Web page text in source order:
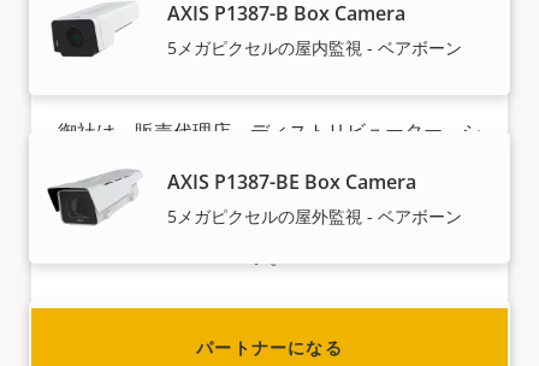
AXIS P1387-B Box Camera
5メガピクセルの屋内監視 - ベアボーン
AXIS P1387-BE Box Camera
5メガピクセルの屋外監視 - ベアボーン
AXIS P1387-LE Box Camera
御社は、販売代理店、ディストリビューター、シ
ステムインテグレーター、設置業者のうちどれで
すか? 世界のほぼすべての国にAxisのパートナー
がいます。 パートナーになる方法をご覧くださ
パートナーになる